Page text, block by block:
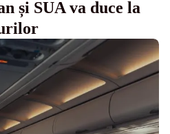
și SUA va duce la